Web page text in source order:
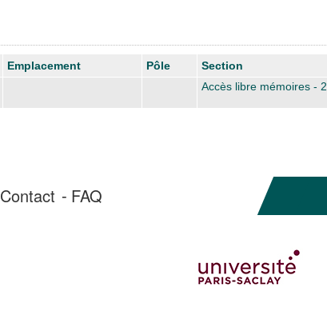
Emplacement Pôle Section
Accès libre mémoires -
Contact FAQ